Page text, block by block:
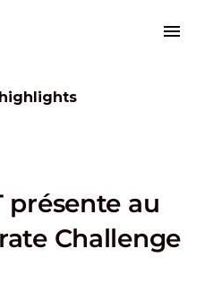
présente au
Challenge